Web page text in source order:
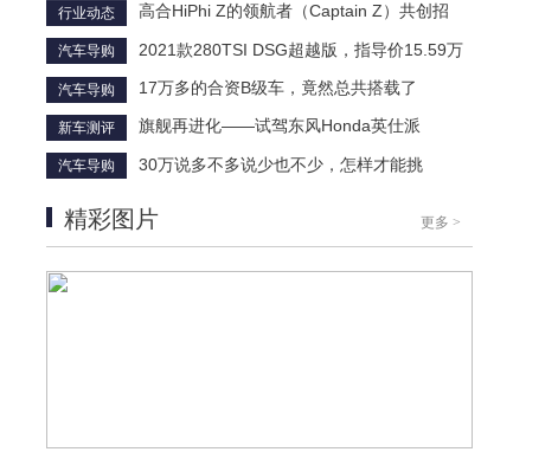
行业动态 高合HiPhi Z的领航者（Captain Z）共创招
汽车导购 2021款280TSI DSG超越版，指导价15.59万
汽车导购 17万多的合资B级车，竟然总共搭载了
新车测评 旗舰再进化——试驾东风Honda英仕派
汽车导购 30万说多不多说少也不少，怎样才能挑
精彩图片 更多 >